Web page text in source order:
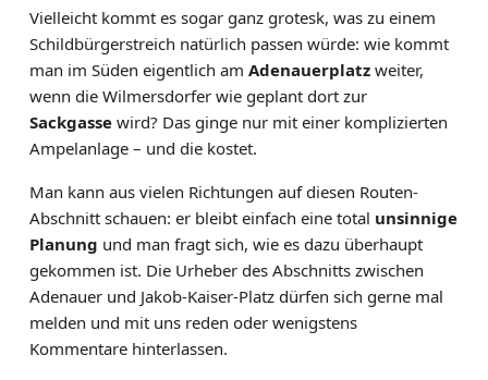
Vielleicht kommt es sogar ganz grotesk, was zu einem
Schildbürgerstreich natürlich passen würde: wie kommt
man im Süden eigentlich am Adenauerplatz weiter,
wenn die Wilmersdorfer wie geplant dort zur
Sackgasse wird? Das ginge nur mit einer komplizierten
Ampelanlage – und die kostet.
Man kann aus vielen Richtungen auf diesen Routen-
Abschnitt schauen: er bleibt einfach eine total unsinnige
Planung und man fragt sich, wie es dazu überhaupt
gekommen ist. Die Urheber des Abschnitts zwischen
Adenauer und Jakob-Kaiser-Platz dürfen sich gerne mal
melden und mit uns reden oder wenigstens
Kommentare hinterlassen.